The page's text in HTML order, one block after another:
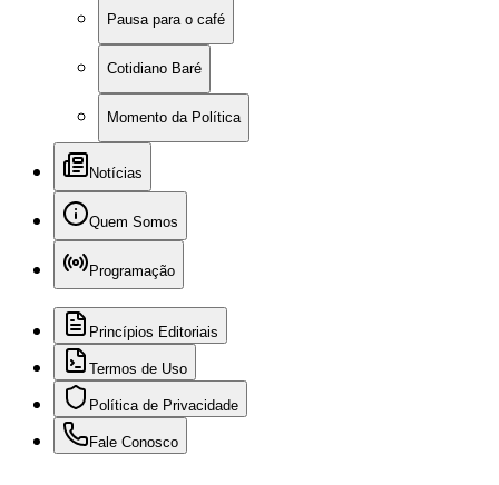
Pausa para o café
Cotidiano Baré
Momento da Política
Notícias
Quem Somos
Programação
Princípios Editoriais
Termos de Uso
Política de Privacidade
Fale Conosco